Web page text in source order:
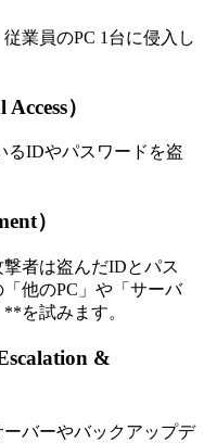
業員のPC 1台に侵入し
）
るIDやパスワードを盗
）
者は盗んだIDとパス
他のPC」や「サーバ
を試みます。
&
バーやバックアップデ